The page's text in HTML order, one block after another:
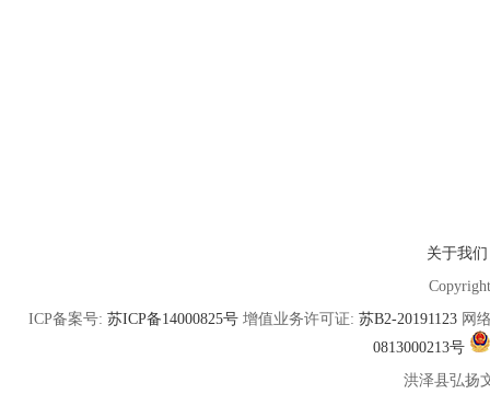
关于我们
ICP备案号: 苏ICP备14000825号 增值业务许可证: 苏B2-20191123 网
0813000213号
洪泽县弘扬